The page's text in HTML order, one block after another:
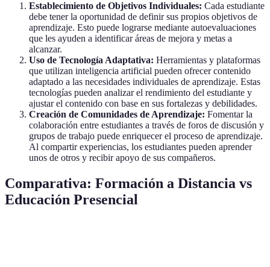
Establecimiento de Objetivos Individuales: Cada estudiante
debe tener la oportunidad de definir sus propios objetivos de
aprendizaje. Esto puede lograrse mediante autoevaluaciones
que les ayuden a identificar áreas de mejora y metas a
alcanzar.
Uso de Tecnología Adaptativa: Herramientas y plataformas
que utilizan inteligencia artificial pueden ofrecer contenido
adaptado a las necesidades individuales de aprendizaje. Estas
tecnologías pueden analizar el rendimiento del estudiante y
ajustar el contenido con base en sus fortalezas y debilidades.
Creación de Comunidades de Aprendizaje: Fomentar la
colaboración entre estudiantes a través de foros de discusión y
grupos de trabajo puede enriquecer el proceso de aprendizaje.
Al compartir experiencias, los estudiantes pueden aprender
unos de otros y recibir apoyo de sus compañeros.
Comparativa: Formación a Distancia vs
Educación Presencial